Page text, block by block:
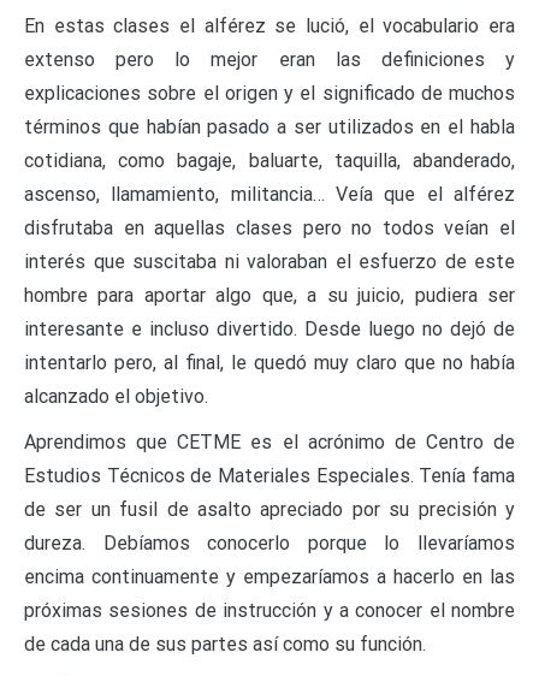
En estas clases el alférez se lució, el vocabulario era
extenso pero lo mejor eran las definiciones y
explicaciones sobre el origen y el significado de muchos
términos que habían pasado a ser utilizados en el habla
cotidiana, como bagaje, baluarte, taquilla, abanderado,
ascenso, llamamiento, militancia… Veía que el alférez
disfrutaba en aquellas clases pero no todos veían el
interés que suscitaba ni valoraban el esfuerzo de este
hombre para aportar algo que, a su juicio, pudiera ser
interesante e incluso divertido. Desde luego no dejó de
intentarlo pero, al final, le quedó muy claro que no había
alcanzado el objetivo.
Aprendimos que CETME es el acrónimo de Centro de
Estudios Técnicos de Materiales Especiales. Tenía fama
de ser un fusil de asalto apreciado por su precisión y
dureza. Debíamos conocerlo porque lo llevaríamos
encima continuamente y empezaríamos a hacerlo en las
próximas sesiones de instrucción y a conocer el nombre
de cada una de sus partes así como su función.